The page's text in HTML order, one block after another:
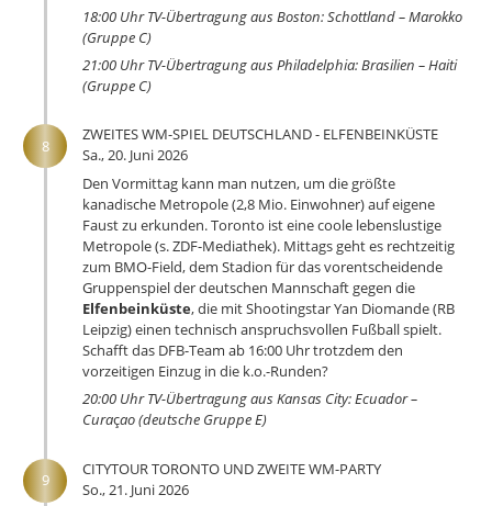
18:00 Uhr TV-Übertragung aus Boston: Schottland – Marokko
(Gruppe C)
21:00 Uhr TV-Übertragung aus Philadelphia: Brasilien – Haiti
(Gruppe C)
8
ZWEITES WM-SPIEL DEUTSCHLAND - ELFENBEINKÜSTE
Sa., 20. Juni 2026
Den Vormittag kann man nutzen, um die größte
kanadische Metropole (2,8 Mio. Einwohner) auf eigene
Faust zu erkunden. Toronto ist eine coole lebenslustige
Metropole (s. ZDF-Mediathek). Mittags geht es rechtzeitig
zum BMO-Field, dem Stadion für das vorentscheidende
Gruppenspiel der deutschen Mannschaft gegen die
Elfenbeinküste, die mit Shootingstar Yan Diomande (RB
Leipzig) einen technisch anspruchsvollen Fußball spielt.
Schafft das DFB-Team ab 16:00 Uhr trotzdem den
vorzeitigen Einzug in die k.o.-Runden?
20:00 Uhr TV-Übertragung aus Kansas City: Ecuador –
Curaçao (deutsche Gruppe E)
9
CITYTOUR TORONTO UND ZWEITE WM-PARTY
So., 21. Juni 2026